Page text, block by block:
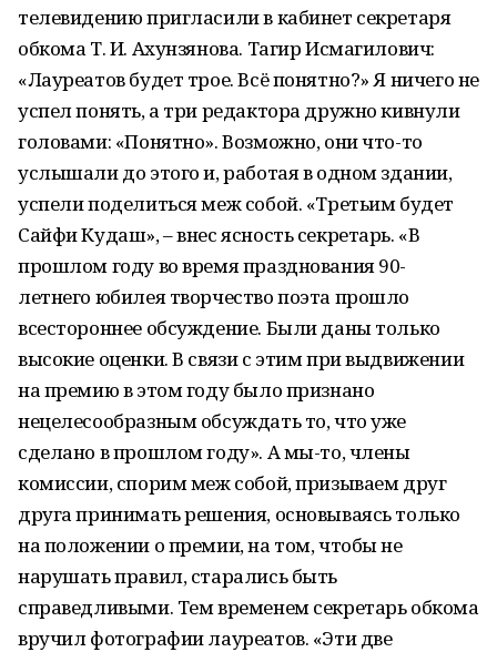
телевидению пригласили в кабинет секретаря
обкома Т. И. Ахунзянова. Тагир Исмагилович:
«Лауреатов будет трое. Всё понятно?» Я ничего не
успел понять, а три редактора дружно кивнули
головами: «Понятно». Возможно, они что-то
услышали до этого и, работая в одном здании,
успели поделиться меж собой. «Третьим будет
Сайфи Кудаш», – внес ясность секретарь. «В
прошлом году во время празднования 90-
летнего юбилея творчество поэта прошло
всестороннее обсуждение. Были даны только
высокие оценки. В связи с этим при выдвижении
на премию в этом году было признано
нецелесообразным обсуждать то, что уже
сделано в прошлом году». А мы-то, члены
комиссии, спорим меж собой, призываем друг
друга принимать решения, основываясь только
на положении о премии, на том, чтобы не
нарушать правил, старались быть
справедливыми. Тем временем секретарь обкома
вручил фотографии лауреатов. «Эти две